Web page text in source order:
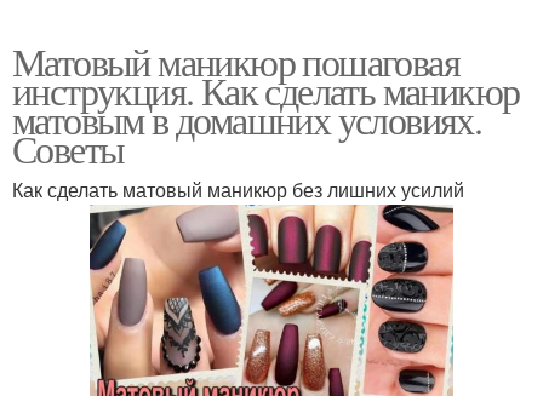
Матовый маникюр пошаговая
инструкция. Как сделать маникюр
матовым в домашних условиях.
Советы
Как сделать матовый маникюр без лишних усилий